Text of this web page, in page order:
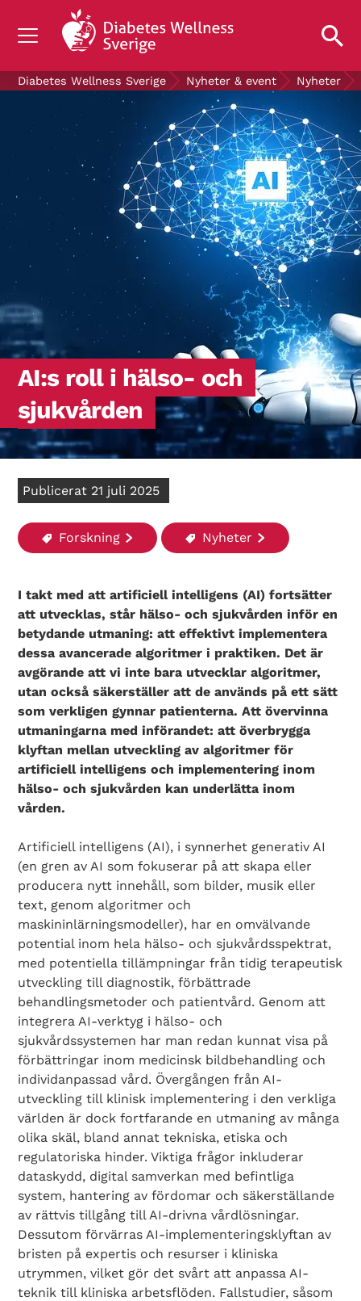
OM DIABETES
FORSKNING
NYHETER & EVENT
OM OSS
GRATIS DIABETESPRODUKTER
Blodsockerkollen
Diabetes Wellness Sverige Nyheter & event Nyheter
AI:s roll i hälso- och
sjukvården
Publicerat 21 juli 2025
Forskning Nyheter
I takt med att artificiell intelligens (AI) fortsätter
att utvecklas, står hälso- och sjukvården inför en
betydande utmaning: att effektivt implementera
dessa avancerade algoritmer i praktiken. Det är
avgörande att vi inte bara utvecklar algoritmer,
utan också säkerställer att de används på ett sätt
som verkligen gynnar patienterna.Att övervinna
utmaningarna med införandet: att överbrygga
klyftan mellan utveckling av algoritmer för
artificiell intelligens och implementering inom
hälso- och sjukvården kan underlätta inom
vården.
Artificiell intelligens (AI), i synnerhet generativ AI
(en gren av AI som fokuserar på att skapa eller
producera nytt innehåll, som bilder, musik eller
text, genom algoritmer och
maskininlärningsmodeller), har en omvälvande
potential inom hela hälso- och sjukvårdsspektrat,
med potentiella tillämpningar från tidig terapeutisk
utveckling till diagnostik, förbättrade
behandlingsmetoder och patientvård. Genom att
integrera AI-verktyg i hälso- och
sjukvårdssystemen har man redan kunnat visa på
förbättringar inom medicinsk bildbehandling och
individanpassad vård. Övergången från AI-
utveckling till klinisk implementering i den verkliga
världen är dock fortfarande en utmaning av många
olika skäl, bland annat tekniska, etiska och
regulatoriska hinder. Viktiga frågor inkluderar
dataskydd, digital samverkan med befintliga
system, hantering av fördomar och säkerställande
av rättvis tillgång till AI-drivna vårdlösningar.
Dessutom förvärras AI-implementeringsklyftan av
bristen på expertis och resurser i kliniska
utrymmen, vilket gör det svårt att anpassa AI-
teknik till kliniska arbetsflöden. Fallstudier, såsom